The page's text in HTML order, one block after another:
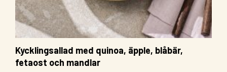
Kycklingsallad med quinoa, äpple, blåbär,
fetaost och mandlar